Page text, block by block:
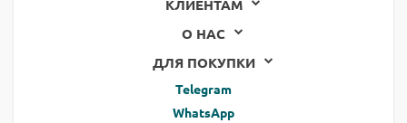
КЛИЕНТАМ
О НАС
ДЛЯ ПОКУПКИ
Telegram
WhatsApp